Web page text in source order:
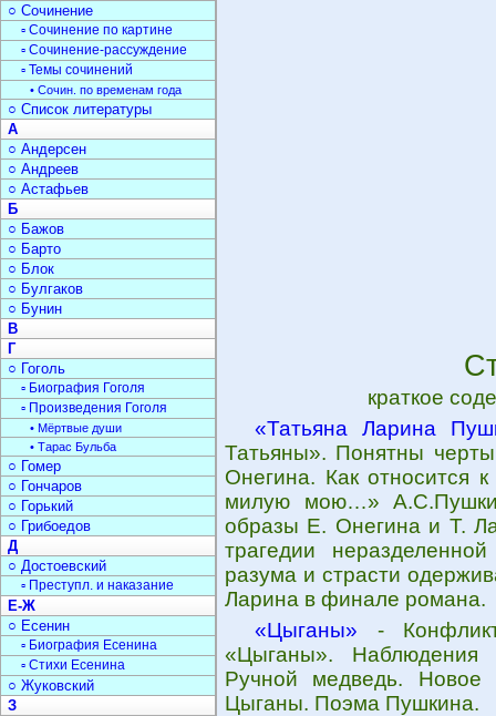
краткое
«Татьяна Ларина
Татьяны». Понятны
Онегина. Как относится
милую мою…»
образы Е. Онегина и Т.
трагедии
разума и страсти
Ларина в финале романа.
«Цыганы» -
«Цыганы». Наблюдения
Ручной медведь. Новое
Цыганы. Поэма Пушкина.
○ Сочинение
▫ Сочинение по картине
▫ Сочинение-рассуждение
▫ Темы сочинений
• Сочин. по временам года
○ Список литературы
А
○ Андерсен
○ Андреев
○ Астафьев
Б
○ Бажов
○ Барто
○ Блок
○ Булгаков
○ Бунин
В
Г
○ Гоголь
▫ Биография Гоголя
▫ Произведения Гоголя
• Мёртвые души
• Тарас Бульба
○ Гомер
○ Гончаров
○ Горький
○ Грибоедов
Д
○ Достоевский
▫ Преступл. и наказание
Е-Ж
○ Есенин
▫ Биография Есенина
▫ Стихи Есенина
○ Жуковский
З